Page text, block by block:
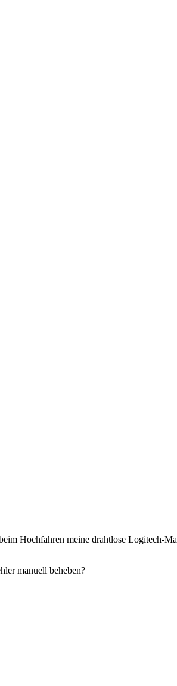
Hochfahren meine drahtlose
manuell beheben?